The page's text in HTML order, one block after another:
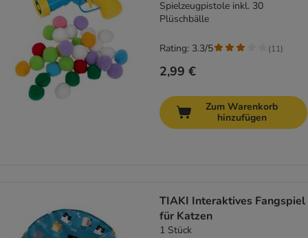
Spielzeugpistole inkl. 30
Plüschbälle
2,99 €
Rating: 3.3/5 (11)
Zum Warenkorb
hinzufügen
TIAKI Interaktives Fangspiel
für Katzen
1 Stück